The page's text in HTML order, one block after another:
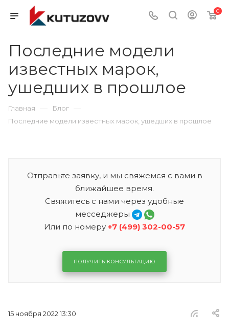
0
Последние модели
известных марок,
ушедших в прошлое
Главная — Блог —
Последние модели известных марок, ушедших в прошлое
Отправьте заявку, и мы свяжемся с вами в
ближайшее время.
Свяжитесь с нами через удобные
месседжеры
Или по номеру +7 (499) 302-00-57
ПОЛУЧИТЬ КОНСУЛЬТАЦИЮ
15 ноября 2022 13:30